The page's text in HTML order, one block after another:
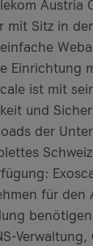
Austria
mit Sitz in
Einrichtung
ist mit
und
der
für den